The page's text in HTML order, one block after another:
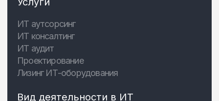
ИТ аутсорсинг
ИТ консалтинг
ИТ аудит
Проектирование
Лизинг ИТ-оборудования
Вид деятельности в ИТ